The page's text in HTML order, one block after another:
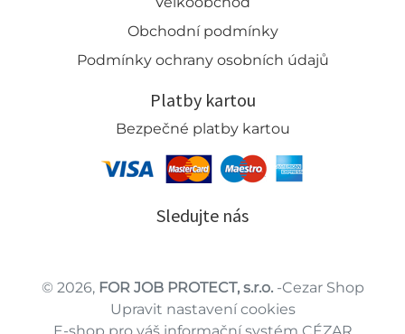
Obchodní podmínky
Podmínky ochrany osobních údajů
Platby kartou
Bezpečné platby kartou
Sledujte nás
© 2026, FOR JOB PROTECT, s.r.o.-Cezar Shop
Upravit nastavení cookies
E-shop pro váš informační systém CÉZAR